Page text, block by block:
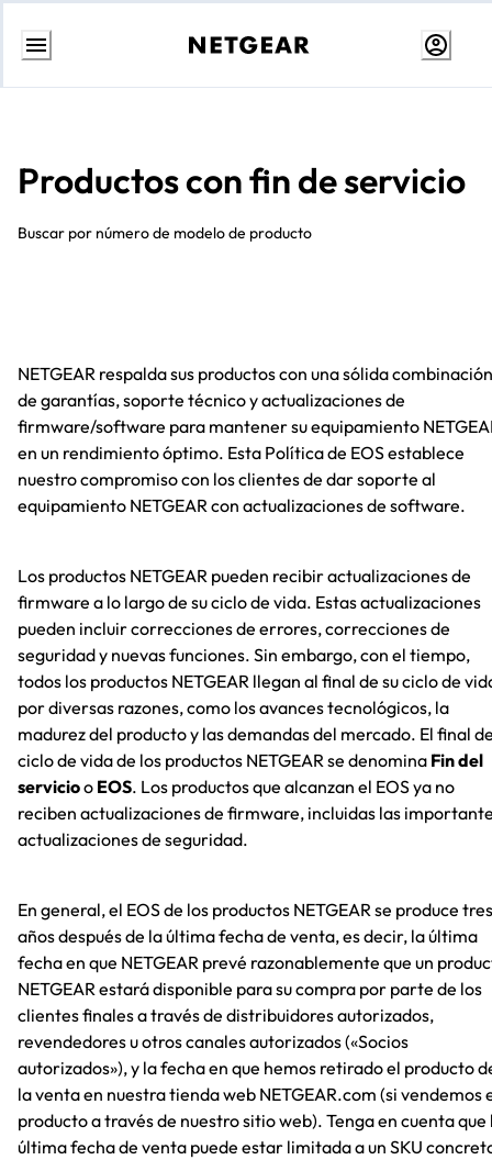
Ir
Productos con fin de servicio
Buscar por número de modelo de producto
NETGEAR respalda sus productos con una sólida combinación
de garantías, soporte técnico y actualizaciones de
firmware/software para mantener su equipamiento
en un rendimiento óptimo. Esta Política de EOS establece
nuestro compromiso con los clientes de dar soporte al
equipamiento NETGEAR con actualizaciones de software.
Los productos NETGEAR pueden recibir actualizaciones de
firmware a lo largo de su ciclo de vida. Estas actualizaciones
pueden incluir correcciones de errores, correcciones de
seguridad y nuevas funciones. Sin embargo, con el tiempo,
todos los productos NETGEAR llegan al final de su ciclo de
por diversas razones, como los avances tecnológicos, la
madurez del producto y las demandas del mercado. El final
ciclo de vida de los productos NETGEAR se denomina Fin del
servicioo EOS. Los productos que alcanzan el EOS ya no
reciben actualizaciones de firmware, incluidas las
actualizaciones de seguridad.
En general, el EOS de los productos NETGEAR se produce tres
años después de la última fecha de venta, es decir, la última
fecha en que NETGEAR prevé razonablemente que un
NETGEAR estará disponible para su compra por parte de los
clientes finales a través de distribuidores autorizados,
revendedores u otros canales autorizados («Socios
autorizados»), y la fecha en que hemos retirado el producto
la venta en nuestra tienda web NETGEAR.com (si vendemos
producto a través de nuestro sitio web). Tenga en cuenta que
última fecha de venta puede estar limitada a un SKU